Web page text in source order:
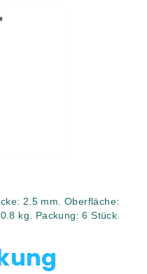
2.5 mm. Oberfläche:
kg. Packung: 6 Stück.